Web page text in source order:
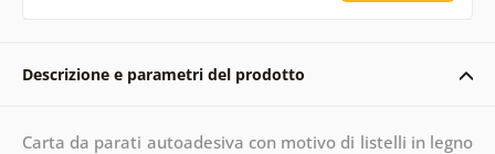
Descrizione e parametri del prodotto
Carta da parati autoadesiva con motivo di listelli in legno